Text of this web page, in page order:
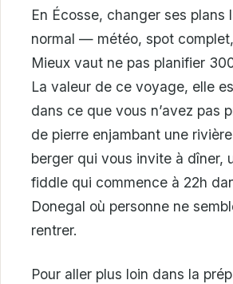
En Écosse, changer ses plans
normal — météo, spot
Mieux vaut ne pas planifier
La valeur de ce voyage, elle
dans ce que vous n’avez pas
de pierre enjambant une
berger qui vous invite à dîner,
fiddle qui commence à 22h
Donegal où personne ne
rentrer.
Pour aller plus loin dans la